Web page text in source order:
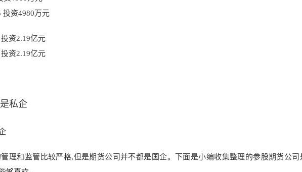
投资4980万元
资2.19亿元
资2.19亿元
私企
理和监管比较严格,但是期货公司并不都是国企。下面是小编收集整理的参股期货公司